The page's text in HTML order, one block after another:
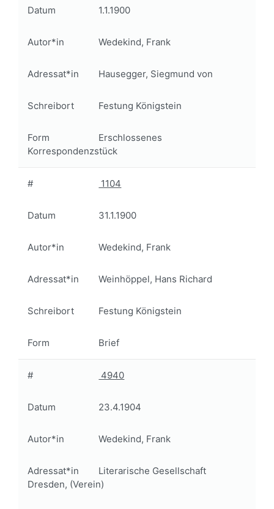
Datum 1.1.1900
Autor*in Wedekind, Frank
Adressat*in Hausegger, Siegmund von
Schreibort Festung Königstein
Form
Erschlossenes
Korrespondenzstück
# 1104
Datum 31.1.1900
Autor*in Wedekind, Frank
Adressat*in Weinhöppel, Hans Richard
Schreibort Festung Königstein
Form Brief
# 4940
Datum 23.4.1904
Autor*in Wedekind, Frank
Adressat*in
Literarische Gesellschaft
Dresden, (Verein)